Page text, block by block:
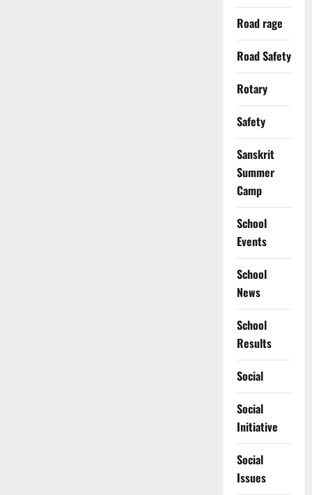
Road rage
Road Safety
Rotary
Safety
Sanskrit
Summer
Camp
School
Events
School
News
School
Results
Social
Social
Initiative
Social
Issues